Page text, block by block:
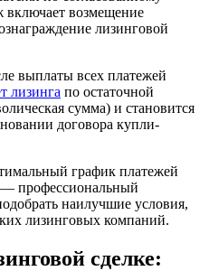
возмещение
лизинговой
выплаты всех платежей
лизинга по остаточной
сумма) и становится
договора купли-
график платежей
— профессиональный
наилучшие условия,
лизинговых компаний.
сделке: